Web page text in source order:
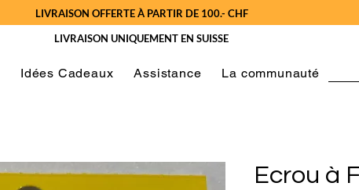
LIVRAISON OFFERTE À PARTIR DE 100.- CHF
LIVRAISON UNIQUEMENT EN SUISSE
Idées Cadeaux Assistance La communauté
Ecrou à